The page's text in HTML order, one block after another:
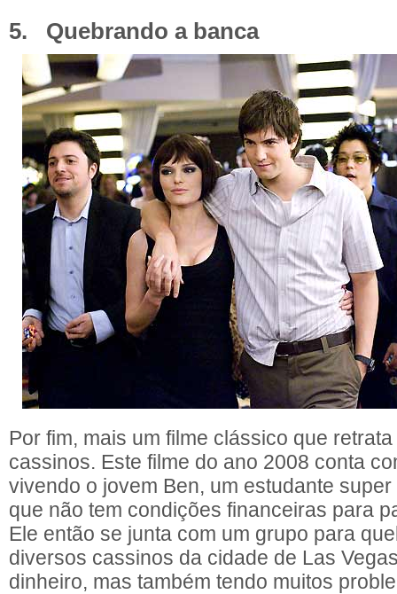
5. Quebrando a banca
Por fim, mais um filme clássico que
cassinos. Este filme do ano 2008 conta
vivendo o jovem Ben, um estudante
que não tem condições financeiras para
Ele então se junta com um grupo para
diversos cassinos da cidade de Las
dinheiro, mas também tendo muitos